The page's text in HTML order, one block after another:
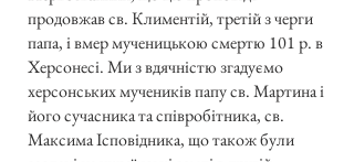
продовжав св. Климентій, третій з черги
папа, і вмер мученицькою смертю 101 р. в
Херсонесі. Ми з вдячністю згадуємо
херсонських мучеників папу св. Мартина і
його сучасника та співробітника, св.
Максима Ісповідника, що також були